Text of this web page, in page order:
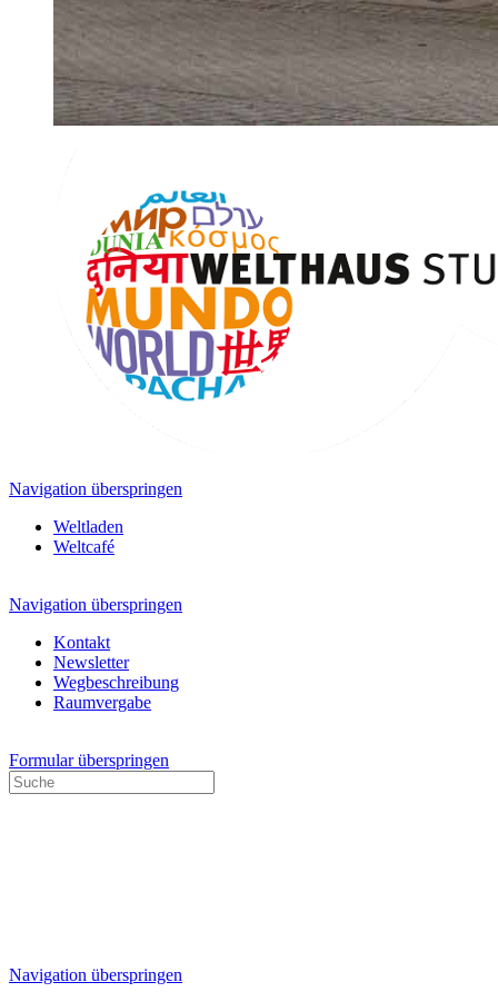
Navigation überspringen
Weltladen
Weltcafé
Navigation überspringen
Kontakt
Newsletter
Wegbeschreibung
Raumvergabe
Formular überspringen
Navigation überspringen